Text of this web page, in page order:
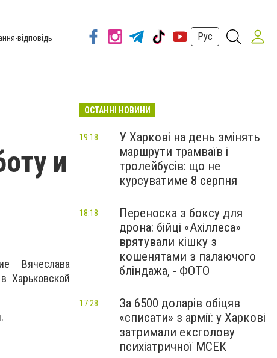
відповідь
Рус
и
Вячеслава
Харьковской
ОСТАННІ НОВИНИ
У Харкові на день змінять
маршрути трамваїв і
тролейбусів: що не
курсуватиме 8 серпня
19:18
Переноска з боксу для
дрона: бійці «Ахіллеса»
врятували кішку з
кошенятами з палаючого
бліндажа, - ФОТО
18:18
За 6500 доларів обіцяв
«списати» з армії: у Харкові
затримали ексголову
психіатричної МСЕК
17:28